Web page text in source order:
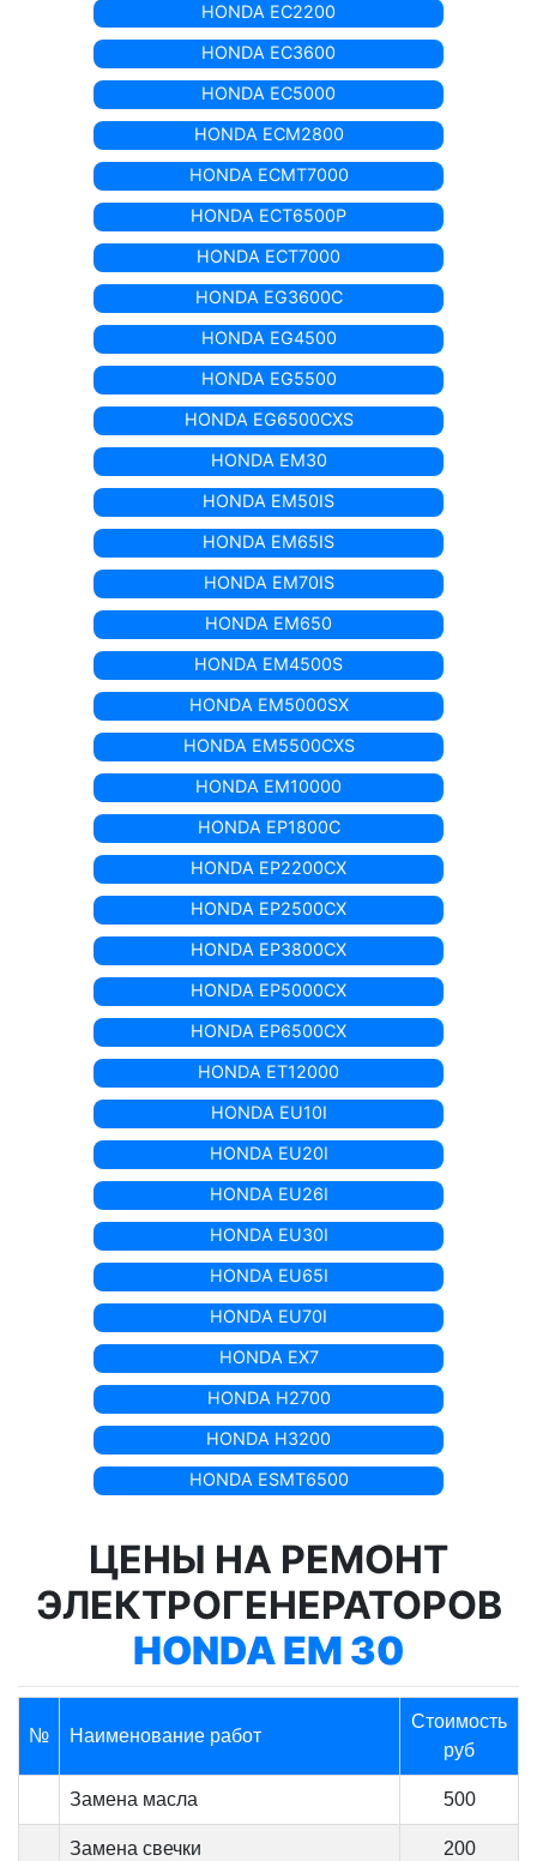
HONDA EC2200
HONDA EC3600
HONDA EC5000
HONDA ECM2800
HONDA ECMT7000
HONDA ECT6500P
HONDA ECT7000
HONDA EG3600C
HONDA EG4500
HONDA EG5500
HONDA EG6500CXS
HONDA EM30
HONDA EM50IS
HONDA EM65IS
HONDA EM70IS
HONDA EM650
HONDA EM4500S
HONDA EM5000SX
HONDA EM5500CXS
HONDA EM10000
HONDA EP1800C
HONDA EP2200CX
HONDA EP2500CX
HONDA EP3800CX
HONDA EP5000CX
HONDA EP6500CX
HONDA ET12000
HONDA EU10I
HONDA EU20I
HONDA EU26I
HONDA EU30I
HONDA EU65I
HONDA EU70I
HONDA EX7
HONDA H2700
HONDA H3200
HONDA ESMT6500
ЦЕНЫ НА РЕМОНТ
ЭЛЕКТРОГЕНЕРАТОРОВ
HONDA EM 30
№ Наименование работ
Стоимость
руб
Замена масла 500
Замена свечки 200